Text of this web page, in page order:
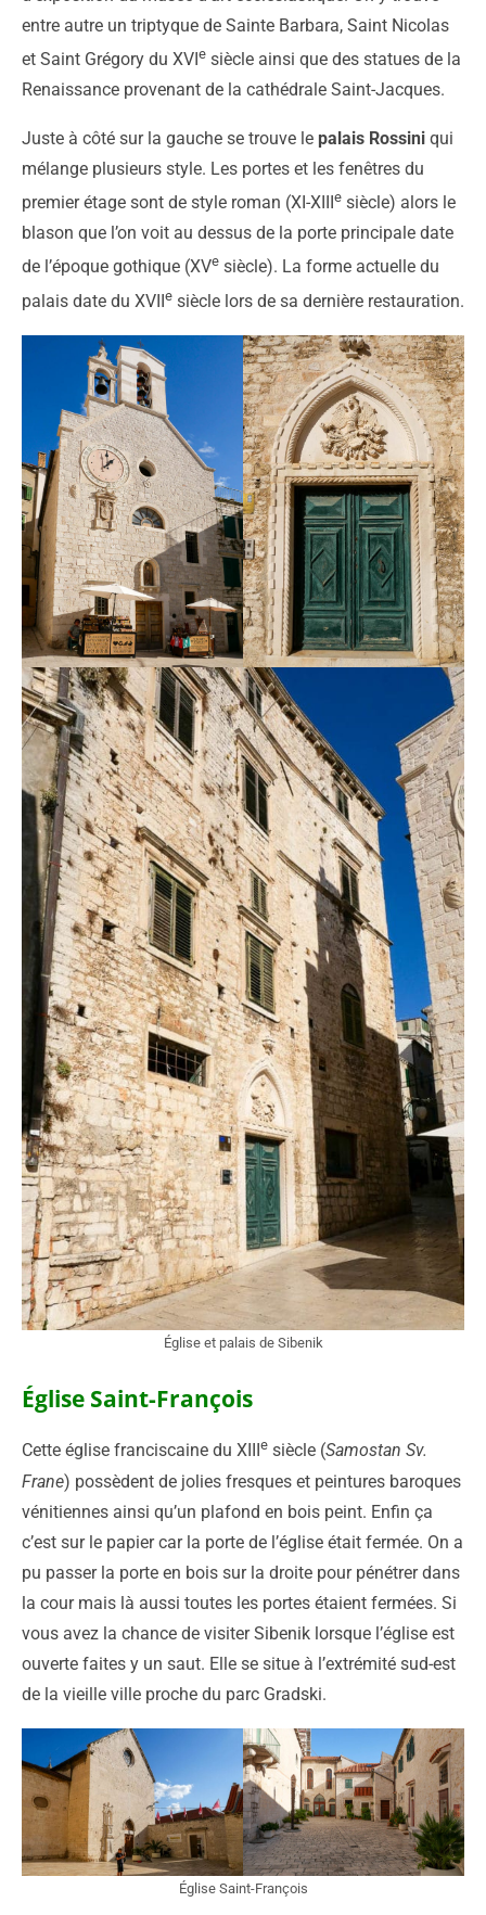
entre autre un triptyque de Sainte Barbara, Saint Nicolas
et Saint Grégory du XVIe siècle ainsi que des statues de la
Renaissance provenant de la cathédrale Saint-Jacques.
Juste à côté sur la gauche se trouve le palais Rossini qui
mélange plusieurs style. Les portes et les fenêtres du
premier étage sont de style roman (XI-XIII
e siècle) alors le
blason que l’on voit au dessus de la porte principale date
de l’époque gothique (XVe siècle). La forme actuelle du
palais date du XVIIe siècle lors de sa dernière restauration.
Église et palais de Sibenik
Église Saint-François
Cette église franciscaine du XIII e siècle (Samostan Sv.
Frane) possèdent de jolies fresques et peintures baroques
vénitiennes ainsi qu’un plafond en bois peint. Enfin ça
c’est sur le papier car la porte de l’église était fermée. On a
pu passer la porte en bois sur la droite pour pénétrer dans
la cour mais là aussi toutes les portes étaient fermées. Si
vous avez la chance de visiter Sibenik lorsque l’église est
ouverte faites y un saut. Elle se situe à l’extrémité sud-est
de la vieille ville proche du parc Gradski.
Église Saint-François